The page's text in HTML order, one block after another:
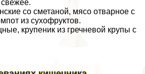
свежее.
со сметаной, мясо отварное с
из сухофруктов.
крупеник из гречневой крупы с